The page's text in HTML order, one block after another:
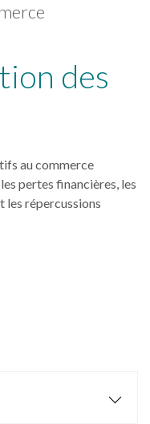
des
au commerce
pertes financières, les
les répercussions